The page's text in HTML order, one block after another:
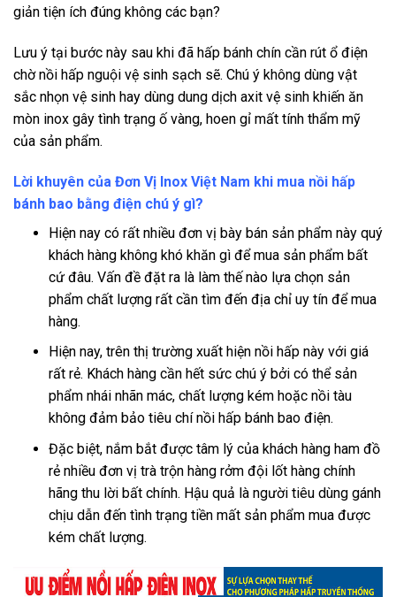
giản tiện ích đúng không các bạn?
Lưu ý tại bước này sau khi đã hấp bánh chín cần rút ổ điện
chờ nồi hấp nguội vệ sinh sạch sẽ. Chú ý không dùng vật
sắc nhọn vệ sinh hay dùng dung dịch axit vệ sinh khiến ăn
mòn inox gây tình trạng ố vàng, hoen gỉ mất tính thẩm mỹ
của sản phẩm.
Lời khuyên của Đơn Vị Inox Việt Nam khi mua nồi hấp
bánh bao bằng điện chú ý gì?
Hiện nay có rất nhiều đơn vị bày bán sản phẩm này quý
khách hàng không khó khăn gì để mua sản phẩm bất
cứ đâu. Vấn đề đặt ra là làm thế nào lựa chọn sản
phẩm chất lượng rất cần tìm đến địa chỉ uy tín để mua
hàng.
Hiện nay, trên thị trường xuất hiện nồi hấp này với giá
rất rẻ. Khách hàng cần hết sức chú ý bởi có thể sản
phẩm nhái nhãn mác, chất lượng kém hoặc nồi tàu
không đảm bảo tiêu chí nồi hấp bánh bao điện.
Đặc biệt, nắm bắt được tâm lý của khách hàng ham đồ
rẻ nhiều đơn vị trà trộn hàng rởm đội lốt hàng chính
hãng thu lời bất chính. Hậu quả là người tiêu dùng gánh
chịu dẫn đến tình trạng tiền mất sản phẩm mua được
kém chất lượng.